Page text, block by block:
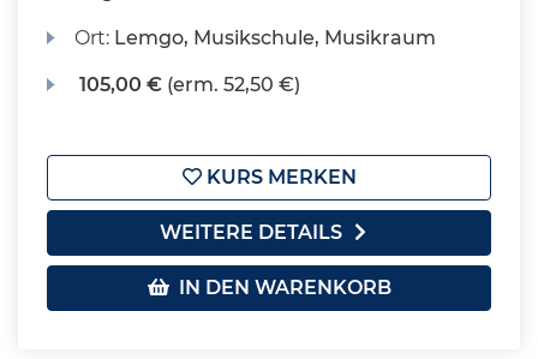
Ort: Lemgo, Musikschule, Musikraum
105,00 € (erm. 52,50 €)
KURS MERKEN
WEITERE DETAILS
IN DEN WARENKORB